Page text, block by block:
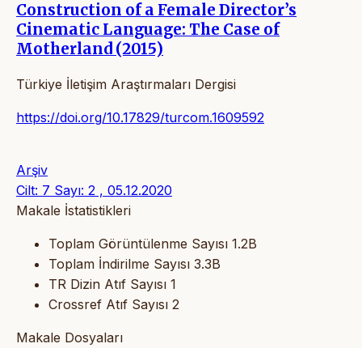
Construction of a Female Director’s
Cinematic Language: The Case of
Motherland (2015)
Türkiye İletişim Araştırmaları Dergisi
https://doi.org/10.17829/turcom.1609592
Arşiv
Cilt: 7 Sayı: 2 , 05.12.2020
Makale İstatistikleri
Toplam Görüntülenme Sayısı 1.2B
Toplam İndirilme Sayısı 3.3B
TR Dizin Atıf Sayısı 1
Crossref Atıf Sayısı 2
Makale Dosyaları